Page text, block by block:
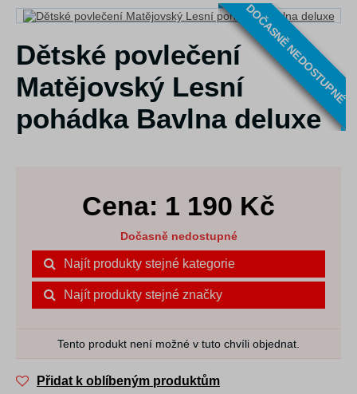
DOČASNĚ NEDOSTUPNÉ
Dětské povlečení
Matějovský Lesní
pohádka Bavlna deluxe
Cena: 1 190 Kč
Dočasně nedostupné
Najít produkty stejné kategorie
Najít produkty stejné značky
Tento produkt není možné v tuto chvíli objednat.
Přidat k oblíbeným produktům